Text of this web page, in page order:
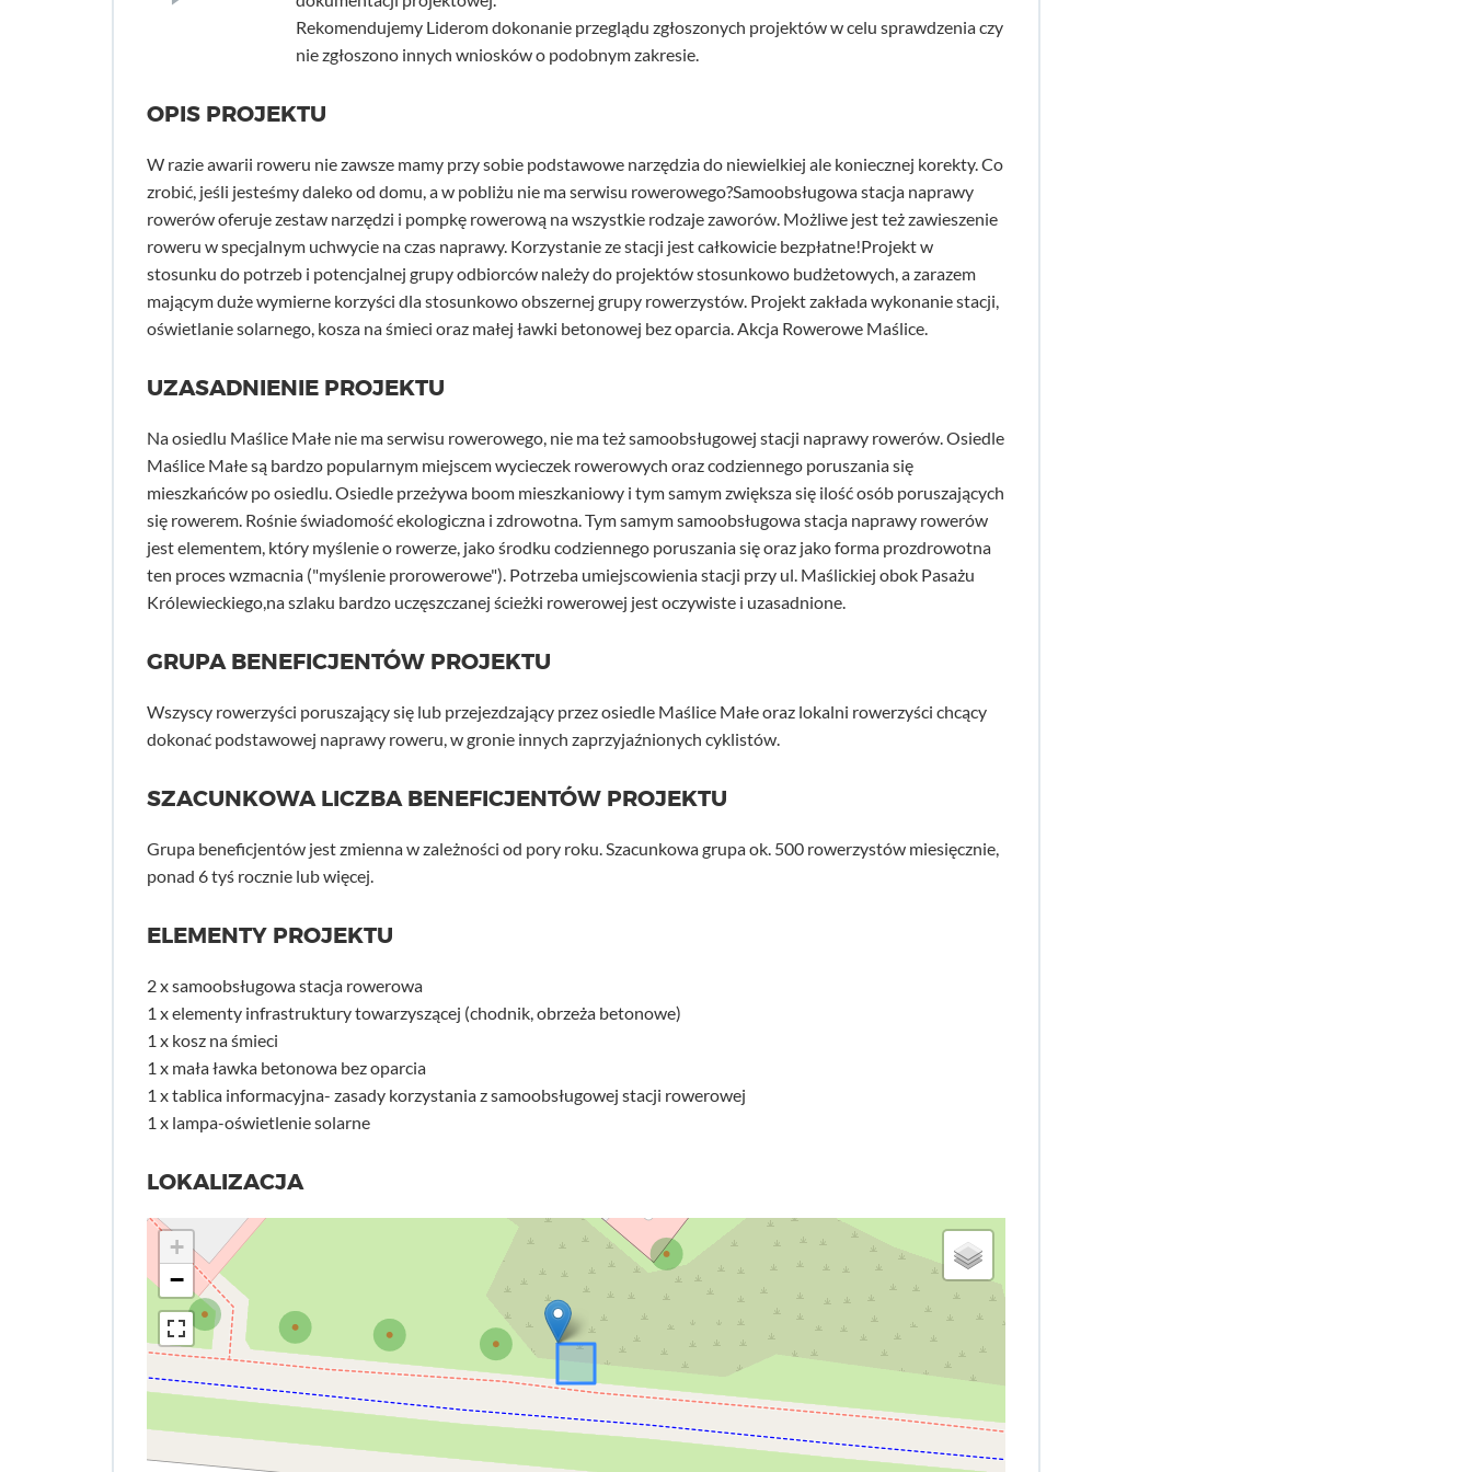
Rekomendujemy Liderom dokonanie przeglądu zgłoszonych projektów w celu sprawdzenia czy
nie zgłoszono innych wniosków o podobnym zakresie.
OPIS PROJEKTU
W razie awarii roweru nie zawsze mamy przy sobie podstawowe narzędzia do niewielkiej ale koniecznej korekty. Co
zrobić, jeśli jesteśmy daleko od domu, a w pobliżu nie ma serwisu rowerowego?Samoobsługowa stacja naprawy
rowerów oferuje zestaw narzędzi i pompkę rowerową na wszystkie rodzaje zaworów. Możliwe jest też zawieszenie
roweru w specjalnym uchwycie na czas naprawy. Korzystanie ze stacji jest całkowicie bezpłatne!Projekt w
stosunku do potrzeb i potencjalnej grupy odbiorców należy do projektów stosunkowo budżetowych, a zarazem
mającym duże wymierne korzyści dla stosunkowo obszernej grupy rowerzystów. Projekt zakłada wykonanie stacji,
oświetlanie solarnego, kosza na śmieci oraz małej ławki betonowej bez oparcia. Akcja Rowerowe Maślice.
UZASADNIENIE PROJEKTU
Na osiedlu Maślice Małe nie ma serwisu rowerowego, nie ma też samoobsługowej stacji naprawy rowerów. Osiedle
Maślice Małe są bardzo popularnym miejscem wycieczek rowerowych oraz codziennego poruszania się
mieszkańców po osiedlu. Osiedle przeżywa boom mieszkaniowy i tym samym zwiększa się ilość osób poruszających
się rowerem. Rośnie świadomość ekologiczna i zdrowotna. Tym samym samoobsługowa stacja naprawy rowerów
jest elementem, który myślenie o rowerze, jako środku codziennego poruszania się oraz jako forma prozdrowotna
ten proces wzmacnia ("myślenie prorowerowe"). Potrzeba umiejscowienia stacji przy ul. Maślickiej obok Pasażu
Królewieckiego,na szlaku bardzo uczęszczanej ścieżki rowerowej jest oczywiste i uzasadnione.
GRUPA BENEFICJENTÓW PROJEKTU
Wszyscy rowerzyści poruszający się lub przejezdzający przez osiedle Maślice Małe oraz lokalni rowerzyści chcący
dokonać podstawowej naprawy roweru, w gronie innych zaprzyjaźnionych cyklistów.
SZACUNKOWA LICZBA BENEFICJENTÓW PROJEKTU
Grupa beneficjentów jest zmienna w zależności od pory roku. Szacunkowa grupa ok. 500 rowerzystów miesięcznie,
ponad 6 tyś rocznie lub więcej.
ELEMENTY PROJEKTU
2 x samoobsługowa stacja rowerowa
1 x elementy infrastruktury towarzyszącej (chodnik, obrzeża betonowe)
1 x kosz na śmieci
1 x mała ławka betonowa bez oparcia
1 x tablica informacyjna- zasady korzystania z samoobsługowej stacji rowerowej
1 x lampa-oświetlenie solarne
LOKALIZACJA
+
−